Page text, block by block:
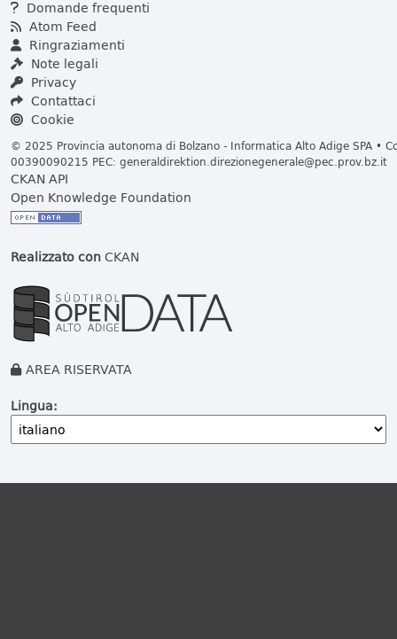
Domande frequenti
Atom Feed
Ringraziamenti
Note legali
Privacy
Contattaci
Cookie
© 2025 Provincia autonoma di Bolzano - Informatica Alto Adige SPA •
00390090215 PEC: generaldirektion.direzionegenerale@pec.prov.bz.it
CKAN API
Open Knowledge Foundation
Realizzato conCKAN
AREA RISERVATA
Lingua